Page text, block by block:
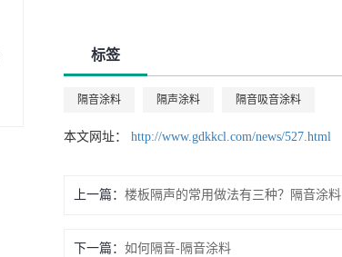
标签
隔音涂料 隔声涂料 隔音吸音涂料
本文网址： http://www.gdkkcl.com/news/527.html
上一篇： 楼板隔声的常用做法有三种？隔音涂料
下一篇： 如何隔音-隔音涂料